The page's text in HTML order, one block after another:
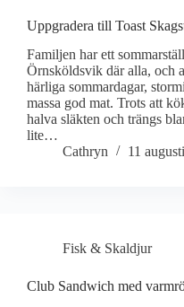
Uppgradera till Toast
Familjen har ett
Örnsköldsvik där alla, och
härliga sommardagar,
massa god mat. Trots att
halva släkten och trängs
lite…
Cathryn
11
Fisk & Skaldjur
Club Sandwich med